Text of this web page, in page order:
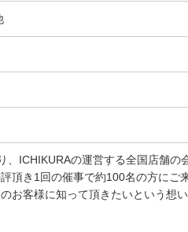
、ICHIKURAの運営する全国店舗の
頂き1回の催事で約100名の方にご
お客様に知って頂きたいという想